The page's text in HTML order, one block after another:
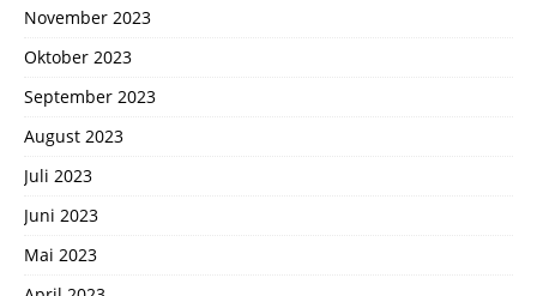
November 2023
Oktober 2023
September 2023
August 2023
Juli 2023
Juni 2023
Mai 2023